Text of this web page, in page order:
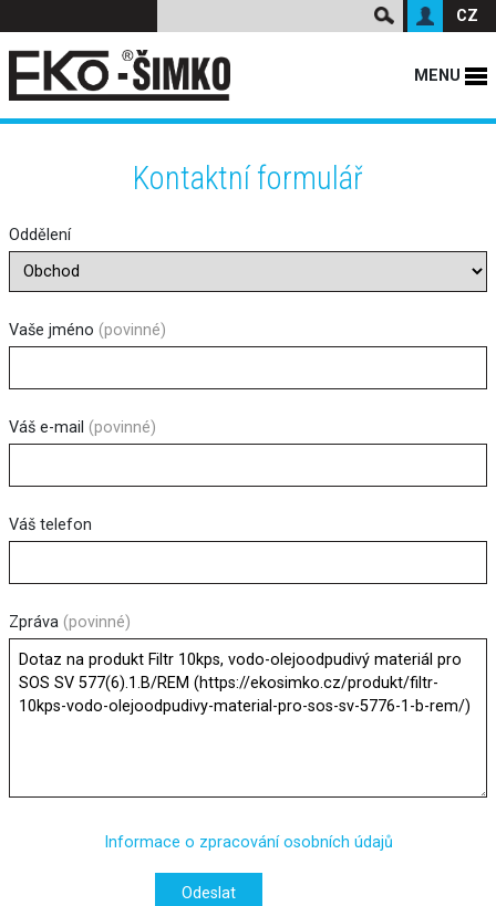
CZ
MENU
Kontaktní formulář
Oddělení
Vaše jméno (povinné)
Váš e-mail (povinné)
Váš telefon
Zpráva (povinné)
Informace o zpracování osobních údajů